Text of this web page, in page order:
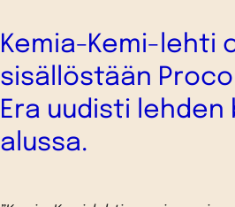
Kemia-Kemi-lehti
sisällöstään
Era uudisti lehden
alussa.